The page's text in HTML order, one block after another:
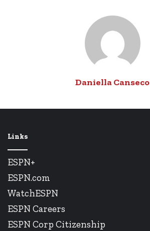
Daniella Canseco
Links
ESPN+
ESPN.com
WatchESPN
ESPN Careers
ESPN Corp Citizenship